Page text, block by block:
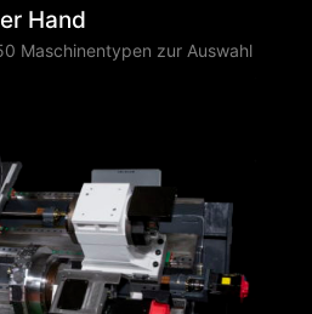
Hand
Maschinentypen zur Auswahl